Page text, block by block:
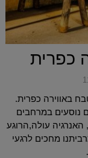
כפרית
באווירה כפרית.
נוסעים במרחבים
האנרגיה עולה,הרוגע
מחכים לרגעי